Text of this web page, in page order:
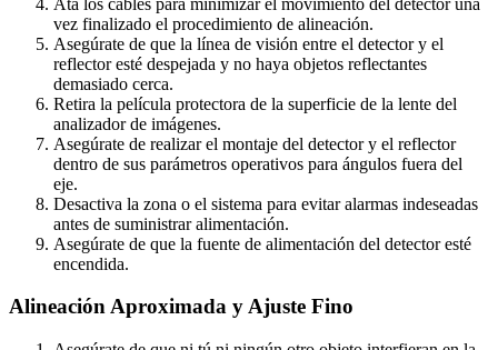
vez finalizado el procedimiento de alineación.
Asegúrate de que la línea de visión entre el detector y el
reflector esté despejada y no haya objetos reflectantes
demasiado cerca.
Retira la película protectora de la superficie de la lente del
analizador de imágenes.
Asegúrate de realizar el montaje del detector y el reflector
dentro de sus parámetros operativos para ángulos fuera del
eje.
Desactiva la zona o el sistema para evitar alarmas indeseadas
antes de suministrar alimentación.
Asegúrate de que la fuente de alimentación del detector esté
encendida.
Alineación Aproximada y Ajuste Fino